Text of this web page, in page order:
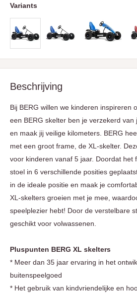
Variants
Beschrijving
Bij BERG willen we kinderen inspireren
een BERG skelter ben je verzekerd
en maak jij veilige kilometers. BERG
met een groot frame, de XL-skelter.
voor kinderen vanaf 5 jaar. Doordat het
stoel in 6 verschillende posities
in de ideale positie en maak je
XL-skelters groeien met je mee,
speelplezier hebt! Door de verstelbare
geschikt voor volwassenen.
Pluspunten BERG XL skelters
* Meer dan 35 jaar ervaring in het
buitenspeelgoed
* Het gebruik van kindvriendelijke en